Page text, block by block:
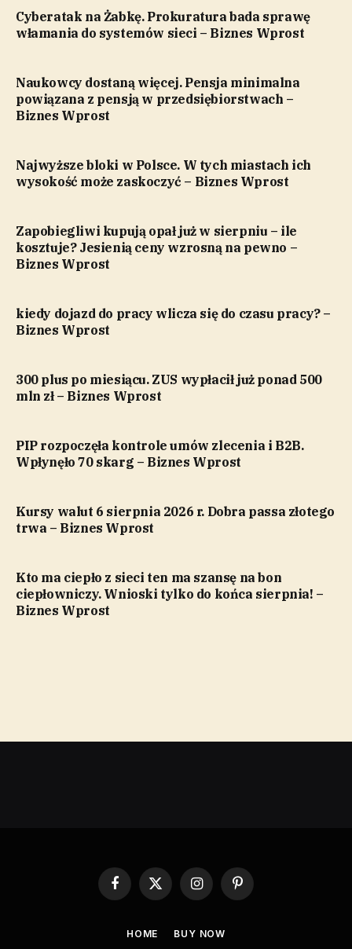
Cyberatak na Żabkę. Prokuratura bada sprawę
włamania do systemów sieci – Biznes Wprost
Naukowcy dostaną więcej. Pensja minimalna
powiązana z pensją w przedsiębiorstwach –
Biznes Wprost
Najwyższe bloki w Polsce. W tych miastach ich
wysokość może zaskoczyć – Biznes Wprost
Zapobiegliwi kupują opał już w sierpniu – ile
kosztuje? Jesienią ceny wzrosną na pewno –
Biznes Wprost
kiedy dojazd do pracy wlicza się do czasu pracy? –
Biznes Wprost
300 plus po miesiącu. ZUS wypłacił już ponad 500
mln zł – Biznes Wprost
PIP rozpoczęła kontrole umów zlecenia i B2B.
Wpłynęło 70 skarg – Biznes Wprost
Kursy walut 6 sierpnia 2026 r. Dobra passa złotego
trwa – Biznes Wprost
Kto ma ciepło z sieci ten ma szansę na bon
ciepłowniczy. Wnioski tylko do końca sierpnia! –
Biznes Wprost
Facebook
X
(Twitter)
InstagramPinterest
HOME BUY NOW